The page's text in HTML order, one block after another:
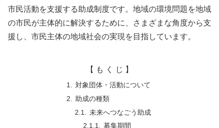
市民活動を支援する助成制度です。地域の環境問題を地域
の市民が主体的に解決するために、さまざまな角度から支
援し、市民主体の地域社会の実現を目指しています。
【 も く じ 】
対象団体・活動について
助成の種類
未来へつなごう助成
募集期間